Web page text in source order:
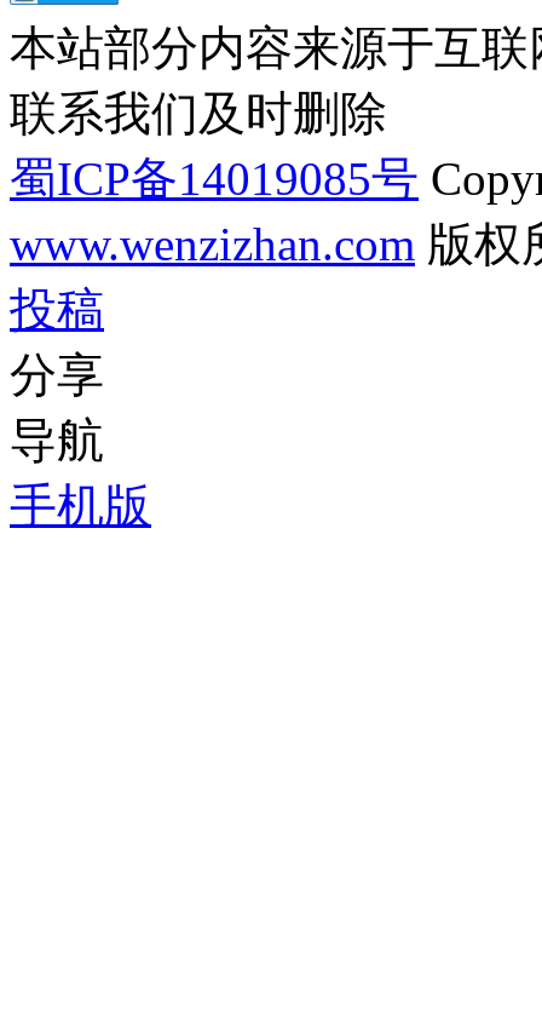
本站部分内容来源于互
联系我们及时删除
蜀ICP备14019085号
www.wenzizhan.com 版权
投稿
分享
导航
手机版